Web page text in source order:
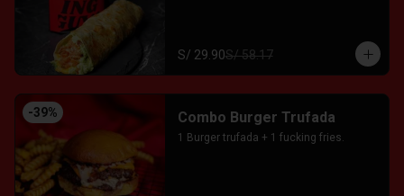
S/ 29.90S/ 58.17
-39% Combo Burger Trufada
1 Burger trufada + 1 fucking fries.